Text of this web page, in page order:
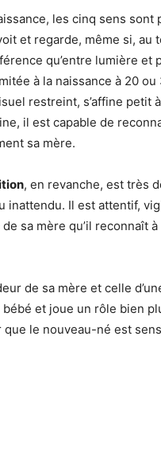
les cinq sens sont
et regarde, même si, au
qu’entre lumière et
à la naissance à 20 ou
restreint, s’affine petit
il est capable de
sa mère.
, en revanche, est très
inattendu. Il est attentif,
sa mère qu’il reconnaît à
de sa mère et celle
et joue un rôle bien
le nouveau-né est